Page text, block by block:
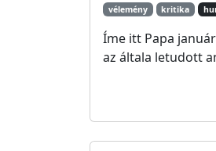
vélemény kritika
Íme itt Papa
az általa letudott